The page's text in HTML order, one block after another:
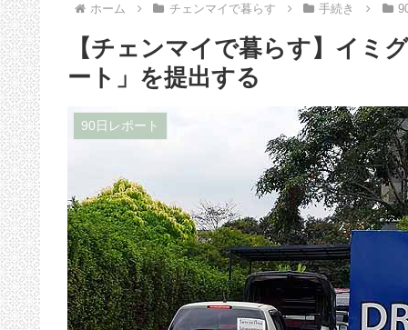
ホーム チェンマイで暮らす 手続き
【チェンマイで暮らす】イミ
ート」を提出する
90日レポート